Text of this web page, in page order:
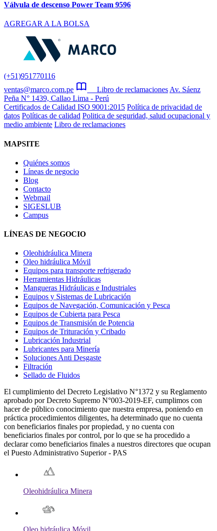
Válvula de descenso Power Team 9596
AGREGAR A LA BOLSA
(+51)951770116
ventas@marco.com.pe
Libro de reclamaciones Av. Sáenz
Peña N° 1439, Callao Lima - Perú
Certificados de Calidad ISO 9001:2015 Política de privacidad de
datos Políticas de calidad Politica de seguridad, salud ocupacional y
medio ambiente Libro de reclamaciones
MAPSITE
Quiénes somos
Líneas de negocio
Blog
Contacto
Webmail
SIGESLUB
Campus
LÍNEAS DE NEGOCIO
Oleohidráulica Minera
Oleo hidráulica Móvil
Equipos para transporte refrigerado
Herramientas Hidráulicas
Mangueras Hidráulicas e Industriales
Equipos y Sistemas de Lubricación
Equipos de Navegación, Comunicación y Pesca
Equipos de Cubierta para Pesca
Equipos de Transmisión de Potencia
Equipos de Trituración y Cribado
Lubricación Industrial
Lubricantes para Minería
Soluciones Anti Desgaste
Filtración
Sellado de Fluidos
El cumplimiento del Decreto Legislativo N°1372 y su Reglamento
aprobado por Decreto Supremo N°003-2019-EF, cumplimos con
hacer de público conocimiento que nuestra empresa, poniendo en
práctica procedimientos diligentes, ha determinado que no cuenta
con beneficiarios finales por propiedad, y no cuenta con
beneficiarios finales por control, por lo que se ha procedido a
declarar como beneficiarios finales a nuestros directores que ocupan
el Puesto Administrativo Superior - PAS
Oleohidráulica Minera